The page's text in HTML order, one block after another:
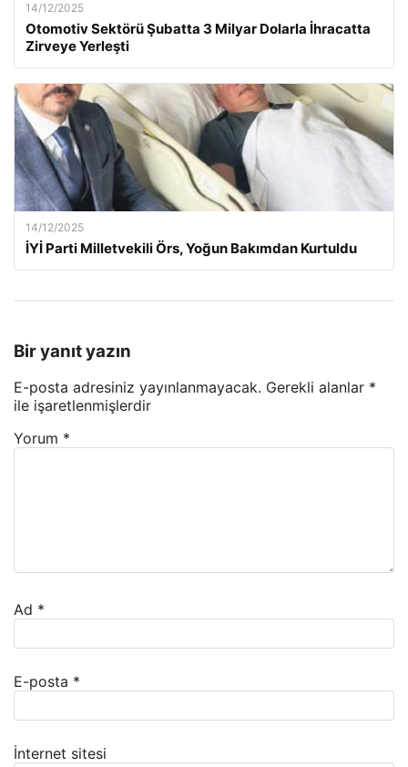
14/12/2025
Otomotiv Sektörü Şubatta 3 Milyar Dolarla İhracatta
Zirveye Yerleşti
14/12/2025
İYİ Parti Milletvekili Örs, Yoğun Bakımdan Kurtuldu
Bir yanıt yazın
E-posta adresiniz yayınlanmayacak. Gerekli alanlar *
ile işaretlenmişlerdir
Yorum *
Ad *
E-posta *
İnternet sitesi